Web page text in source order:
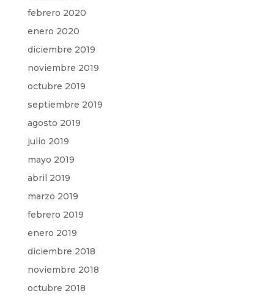
febrero 2020
enero 2020
diciembre 2019
noviembre 2019
octubre 2019
septiembre 2019
agosto 2019
julio 2019
mayo 2019
abril 2019
marzo 2019
febrero 2019
enero 2019
diciembre 2018
noviembre 2018
octubre 2018